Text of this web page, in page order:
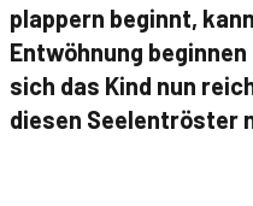
plappern beginnt,
Entwöhnung
sich das Kind nun
diesen Seelentröster